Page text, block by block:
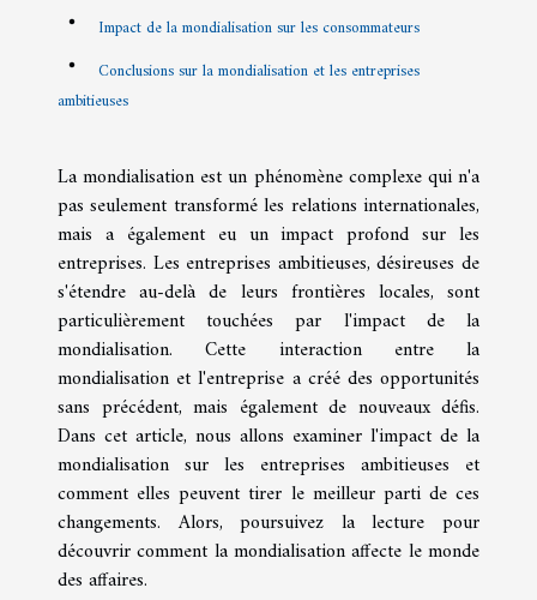
Impact de la mondialisation sur les consommateurs
Conclusions sur la mondialisation et les entreprises
ambitieuses
La mondialisation est un phénomène complexe qui n'a
pas seulement transformé les relations internationales,
mais a également eu un impact profond sur les
entreprises. Les entreprises ambitieuses, désireuses de
s'étendre au-delà de leurs frontières locales, sont
particulièrement touchées par l'impact de la
mondialisation. Cette interaction entre la
mondialisation et l'entreprise a créé des opportunités
sans précédent, mais également de nouveaux défis.
Dans cet article, nous allons examiner l'impact de la
mondialisation sur les entreprises ambitieuses et
comment elles peuvent tirer le meilleur parti de ces
changements. Alors, poursuivez la lecture pour
découvrir comment la mondialisation affecte le monde
des affaires.